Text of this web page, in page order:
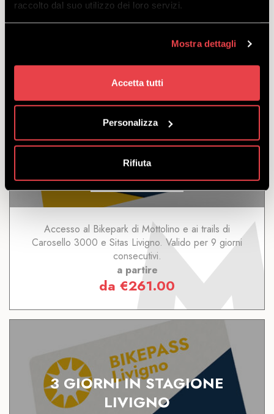
raccolto dal suo utilizzo dei loro servizi.
Mostra dettagli
Accetta tutti
Personalizza
Rifiuta
a partire
da€312.50
9 GIORNI LIVIGNO
SCOPRI
Accesso al Bikepark di Mottolino e ai trails di
Carosello 3000 e Sitas Livigno. Valido per 9 giorni
consecutivi.
a partire
da €261.00
3 GIORNI IN STAGIONE
LIVIGNO